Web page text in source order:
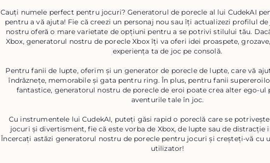
Cauți numele perfect pentru jocuri? Generatorul de porecle al lui CudekAI
pentru a vă ajuta! Fie că creezi un personaj nou sau îți actualizezi profilul
nostru oferă o mare varietate de opțiuni pentru a se potrivi stilului tău.
Xbox, generatorul nostru de porecle Xbox îți va oferi idei proaspete,
experiența ta de joc pe consolă.
Pentru fanii de lupte, oferim și un generator de porecle de lupte, care vă
îndrăznețe, memorabile și gata pentru ring. În plus, pentru fanii
fantastice, generatorul nostru de porecle de eroi poate crea alter ego-ul
aventurile tale în joc.
Cu instrumentele lui CudekAI, puteți găsi rapid o poreclă care se
jocuri și divertisment, fie că este vorba de Xbox, de lupte sau de distracție
Încercați astăzi generatorul nostru de porecle pentru jocuri și creșteți-vă cu
utilizator!